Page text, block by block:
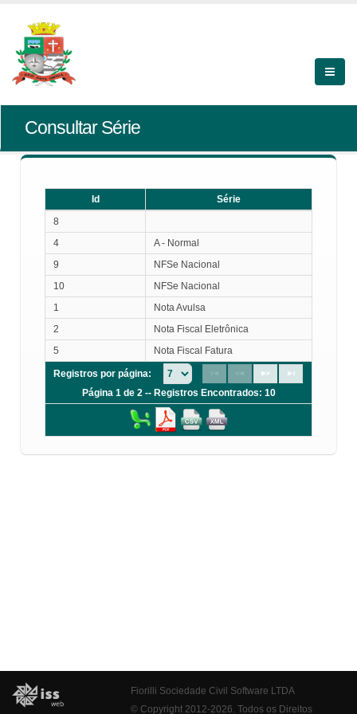
Consultar Série
Id
Série
8
4
A - Normal
9
NFSe Nacional
10
NFSe Nacional
1
Nota Avulsa
2
Nota Fiscal Eletrônica
5
Nota Fiscal Fatura
Registros por página:
Página 1 de 2 -- Registros Encontrados: 10
Fiorilli Sociedade Civil Software LTDA
© Copyright 2012-2026. Todos os Direitos